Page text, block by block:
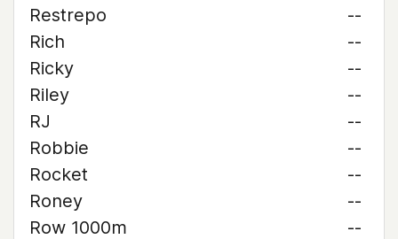
Restrepo
--
Rich
--
Ricky
--
Riley
--
RJ
--
Robbie
--
Rocket
--
Roney
--
Row 1000m
--